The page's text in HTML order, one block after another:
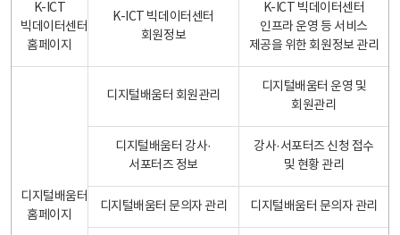
K-ICT
빅데이터센터
홈페이지
K-ICT 빅데이터센터
회원정보
K-ICT 빅데이터센터
인프라 운영 등 서비스
제공을 위한 회원정보 관리
디지털배움터
홈페이지
디지털배움터 회원관리
디지털배움터 운영 및
회원관리
디지털배움터 강사·
서포터즈 정보
강사·서포터즈 신청 접수
및 현황 관리
디지털배움터 문의자 관리 디지털배움터 문의자 관리